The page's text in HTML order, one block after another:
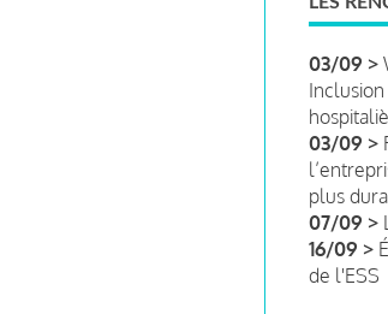
03/09 >
03/09 >
plus
07/09 >
16/09 >
de l'ESS